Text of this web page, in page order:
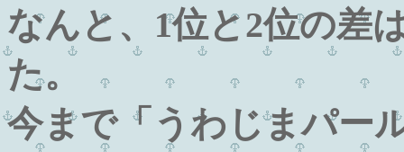
なんと、1位と2位の差
た。
今まで「うわじまパー